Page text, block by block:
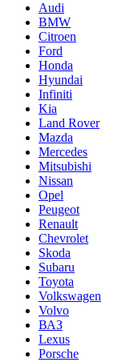
Audi
BMW
Citroen
Ford
Honda
Hyundai
Infiniti
Kia
Land Rover
Mazda
Mercedes
Mitsubishi
Nissan
Opel
Peugeot
Renault
Chevrolet
Skoda
Subaru
Toyota
Volkswagen
Volvo
ВАЗ
Lexus
Porsche